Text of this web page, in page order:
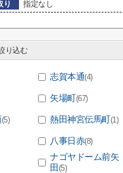
り
指定なし
り込む
志賀本通(4)
矢場町(67)
(5) 熱田神宮伝馬町(1)
八事日赤(8)
ナゴヤドーム前矢
田(5)